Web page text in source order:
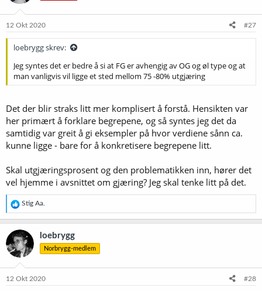
12 Okt 2020 #27
loebrygg skrev:
Jeg syntes det er bedre å si at FG er avhengig av OG og øl type og at
man vanligvis vil ligge et sted mellom 75 -80% utgjæring
Det der blir straks litt mer komplisert å forstå. Hensikten var
her primært å forklare begrepene, og så syntes jeg det da
samtidig var greit å gi eksempler på hvor verdiene sånn ca.
kunne ligge - bare for å konkretisere begrepene litt.
Skal utgjæringsprosent og den problematikken inn, hører det
vel hjemme i avsnittet om gjæring? Jeg skal tenke litt på det.
R
e
a
k
s
j
o
e
Stig Aa.
loebrygg
Norbrygg-medlem
12 Okt 2020 #28